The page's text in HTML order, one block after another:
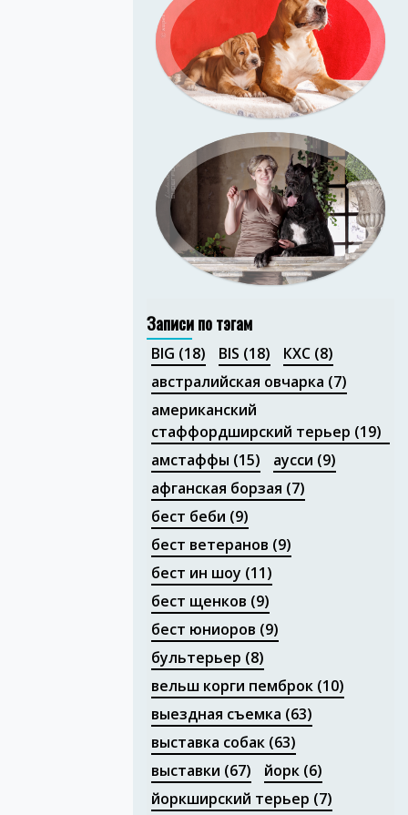
Портфолио
Портфолио
Записи по тэгам
BIG (18) BIS (18) КХС(8)
австралийская овчарка (7)
американский
стаффордширский терьер (19)
амстаффы (15) аусси (9)
афганская борзая (7)
бест беби (9)
бест ветеранов (9)
бест ин шоу (11)
бест щенков (9)
бест юниоров (9)
бультерьер (8)
вельш корги пемброк(10)
выездная съемка (63)
выставка собак(63)
выставки (67) йорк(6)
йоркширский терьер (7)